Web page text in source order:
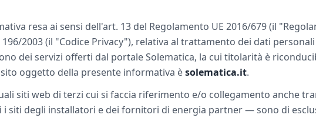
resa ai sensi dell'art. 13 del Regolamento UE 2016/679 (il
196/2003 (il "Codice Privacy"), relativa al trattamento dei dati
dei servizi offerti dal portale Solematica, la cui titolarità è
sito oggetto della presente informativa èsolematica.it.
siti web di terzi cui si faccia riferimento e/o collegamento anche
i siti degli installatori e dei fornitori di energia partner — sono di